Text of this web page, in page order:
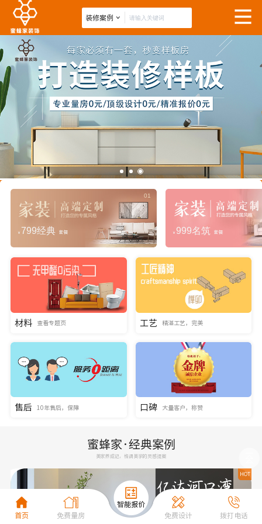
01
￥ 799经典 套餐 ￥ 999名筑 套餐
材料 查看专题页 工艺 精湛工艺，完美
售后 10年售后，保障 口碑 大量客户，称赞
蜜蜂家·经典案例
美家养成记，格调美学的灵感提案
HOT
首页 免费量房 免费设计 拨打电话